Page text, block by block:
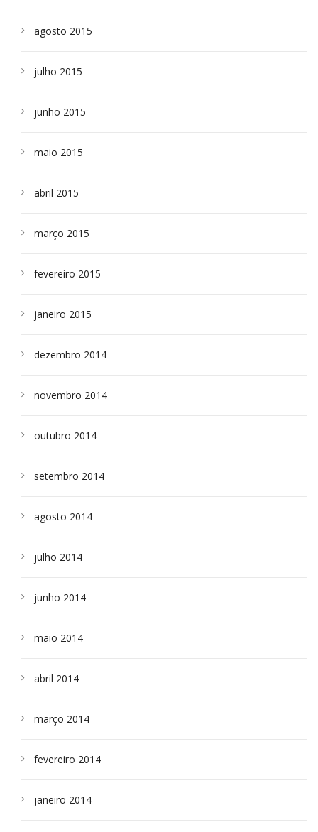
agosto 2015
julho 2015
junho 2015
maio 2015
abril 2015
março 2015
fevereiro 2015
janeiro 2015
dezembro 2014
novembro 2014
outubro 2014
setembro 2014
agosto 2014
julho 2014
junho 2014
maio 2014
abril 2014
março 2014
fevereiro 2014
janeiro 2014